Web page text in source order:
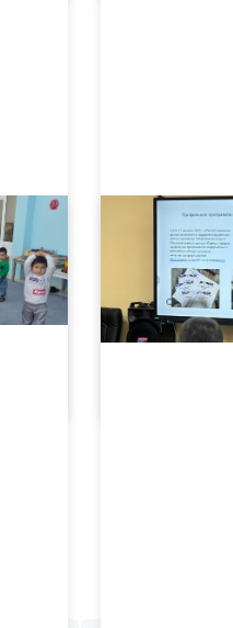
05.15.2024